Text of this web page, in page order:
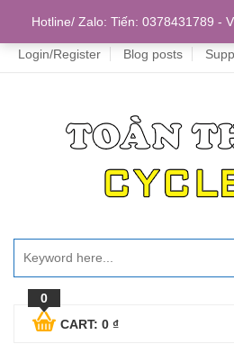
Home
Login/Register Blog posts
0
CART: 0 ₫
Hotline/ Zalo: Tiến: 0378431789 -